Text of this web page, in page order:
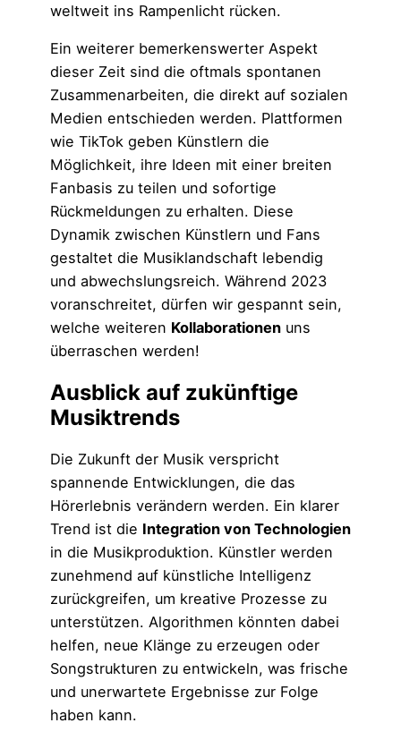
weltweit ins Rampenlicht rücken.
Ein weiterer bemerkenswerter Aspekt
dieser Zeit sind die oftmals spontanen
Zusammenarbeiten, die direkt auf sozialen
Medien entschieden werden. Plattformen
wie TikTok geben Künstlern die
Möglichkeit, ihre Ideen mit einer breiten
Fanbasis zu teilen und sofortige
Rückmeldungen zu erhalten. Diese
Dynamik zwischen Künstlern und Fans
gestaltet die Musiklandschaft lebendig
und abwechslungsreich. Während 2023
voranschreitet, dürfen wir gespannt sein,
welche weiteren Kollaborationen uns
überraschen werden!
Ausblick auf zukünftige
Musiktrends
Die Zukunft der Musik verspricht
spannende Entwicklungen, die das
Hörerlebnis verändern werden. Ein klarer
Trend ist die Integration von Technologien
in die Musikproduktion. Künstler werden
zunehmend auf künstliche Intelligenz
zurückgreifen, um kreative Prozesse zu
unterstützen. Algorithmen könnten dabei
helfen, neue Klänge zu erzeugen oder
Songstrukturen zu entwickeln, was frische
und unerwartete Ergebnisse zur Folge
haben kann.